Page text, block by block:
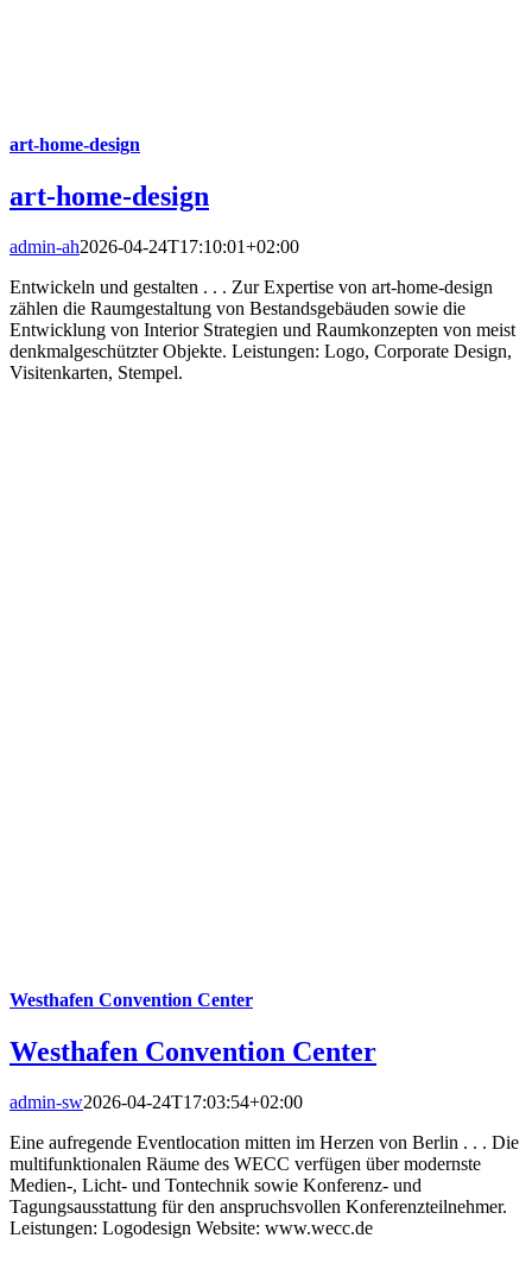
art-home-design
art-home-design
admin-ah2026-04-24T17:10:01+02:00
Entwickeln und gestalten . . . Zur Expertise von art-home-design
zählen die Raumgestaltung von Bestandsgebäuden sowie die
Entwicklung von Interior Strategien und Raumkonzepten von meist
denkmalgeschützter Objekte. Leistungen: Logo, Corporate Design,
Visitenkarten, Stempel.
Westhafen Convention Center
Westhafen Convention Center
admin-sw2026-04-24T17:03:54+02:00
Eine aufregende Eventlocation mitten im Herzen von Berlin . . . Die
multifunktionalen Räume des WECC verfügen über modernste
Medien-, Licht- und Tontechnik sowie Konferenz- und
Tagungsausstattung für den anspruchsvollen Konferenzteilnehmer.
Leistungen: Logodesign Website: www.wecc.de